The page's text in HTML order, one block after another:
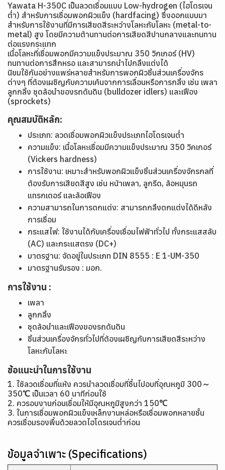
Yawata H-350C เป็นลวดเชื่อมแบบ Low-hydrogen (ไฮโดรเจน
ต่ำ) สำหรับการเชื่อมพอกผิวแข็ง (hardfacing) ซึ่งออกแบบมา
สำหรับการใช้งานที่มีการเสียดสีระหว่างโลหะกับโลหะ (metal-to-
metal) สูง โดยมีความต้านทานต่อการเสียดสีปานกลางและทนทาน
ต่อแรงกระแทก
เนื้อโลหะที่เชื่อมพอกมีความแข็งประมาณ 350 วิกเกอร์ (HV)
ทนทานต่อการสึกหรอ และสามารถนำไปกลึงแต่งได้
นิยมใช้กันอย่างแพร่หลายสำหรับการพอกผิวชิ้นส่วนเครื่องจักร
ต่างๆ ที่ต้องเผชิญกับความเค้นจากการเลื่อนหรือการกลิ้ง เช่น เพลา
ลูกกลิ้ง ชุดล้อนำของรถดันดิน (bulldozer idlers) และเฟือง
(sprockets)
คุณสมบัติหลัก:
ประเภท: ลวดเชื่อมพอกผิวแข็งประเภทไฮโดรเจนต่ำ
ความแข็ง: เนื้อโลหะเชื่อมมีความแข็งประมาณ 350 วิคเกอร์
(Vickers hardness)
การใช้งาน: เหมาะสำหรับพอกผิวแข็งชิ้นส่วนเครื่องจักรกลที่
ต้องรับการเสียดสีสูง เช่น หน้าเพลา, ลูกรีด, ล้อหมุนรถ
แทรกเตอร์ และล้อเฟือง
ความสามารถในการตกแต่ง: สามารถกลึงตกแต่งได้ดีหลัง
การเชื่อม
กระแสไฟ: ใช้งานได้กับเครื่องเชื่อมไฟฟ้าทั่วไป ทั้งกระแสสลับ
(AC) และกระแสตรง (DC+)
มาตรฐาน: จัดอยู่ในประเภท DIN 8555 : E 1-UM-350
มาตรฐานรับรอง : มอก.
การใช้งาน :
เพลา
ลูกกลิ้ง
ชุดล้อนำและเฟืองของรถดันดิน
ชิ้นส่วนเครื่องจักรทั่วไปที่ต้องเผชิญกับการเสียดสีระหว่าง
โลหะกับโลหะ
ข้อแนะนำในการใช้งาน
1. ใช้ลวดเชื่อมที่แห้ง ควรนำลวดเชื่อมที่ชื้นไปอบที่อุณหภูมิ 300～
350℃ เป็นเวลา 60 นาทีก่อนใช้
2. ควรอบงานก่อนเชื่อมให้มีอุณหภูมิสูงกว่า 150℃
3. ในการเชื่อมพอกผิวแข็งเหล็กงานหล่อหรือเชื่อมพอกหลายชั้น
ควรเชื่อมรองพื้นด้วยลวดไฮโดรเจนต่ำก่อน
ข้อมูลจำเพาะ (Specifications)